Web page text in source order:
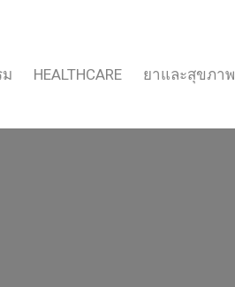
HEALTHCARE ยาและสุขภาพ